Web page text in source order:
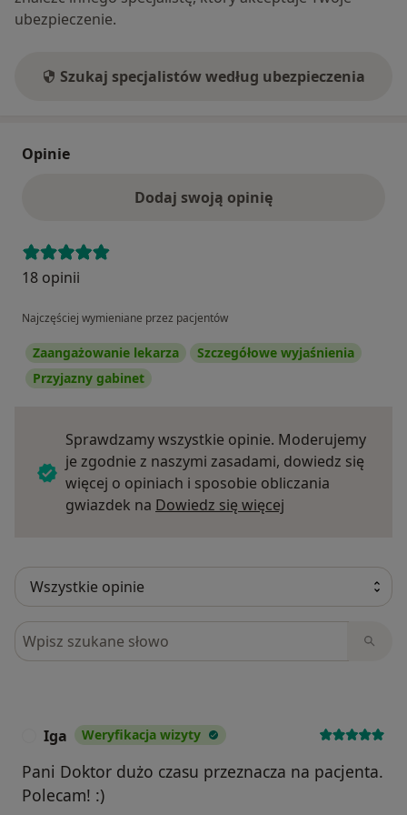
ubezpieczenie.
Szukaj specjalistów według ubezpieczenia
Opinie
Dodaj swoją opinię
18 opinii
Najczęściej wymieniane przez pacjentów
Zaangażowanie lekarza
Szczegółowe wyjaśnienia
Przyjazny gabinet
Sprawdzamy wszystkie opinie. Moderujemy
je zgodnie z naszymi zasadami, dowiedz się
więcej o opiniach i sposobie obliczania
gwiazdek na Dowiedz się więcej
Szukaj w opiniach
Iga Weryfikacja wizyty
Pani Doktor dużo czasu przeznacza na pacjenta.
Polecam! :)